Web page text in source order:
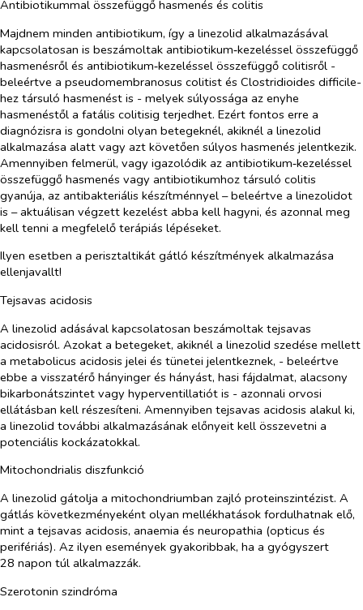
Antibiotikummal összefüggő hasmenés és colitis
Majdnem minden antibiotikum, így a linezolid alkalmazásával
kapcsolatosan is beszámoltak antibiotikum‑kezeléssel összefüggő
hasmenésről és antibiotikum‑kezeléssel összefüggő colitisről -
beleértve a pseudomembranosus colitist és Clostridioides difficile-
hez társuló hasmenést is - melyek súlyossága az enyhe
hasmenéstől a fatális colitisig terjedhet. Ezért fontos erre a
diagnózisra is gondolni olyan betegeknél, akiknél a linezolid
alkalmazása alatt vagy azt követően súlyos hasmenés jelentkezik.
Amennyiben felmerül, vagy igazolódik az antibiotikum‑kezeléssel
összefüggő hasmenés vagy antibiotikumhoz társuló colitis
gyanúja, az antibakteriális készítménnyel – beleértve a linezolidot
is – aktuálisan végzett kezelést abba kell hagyni, és azonnal meg
kell tenni a megfelelő terápiás lépéseket.
Ilyen esetben a perisztaltikát gátló készítmények alkalmazása
ellenjavallt!
Tejsavas acidosis
A linezolid adásával kapcsolatosan beszámoltak tejsavas
acidosisról. Azokat a betegeket, akiknél a linezolid szedése mellett
a metabolicus acidosis jelei és tünetei jelentkeznek, - beleértve
ebbe a visszatérő hányinger és hányást, hasi fájdalmat, alacsony
bikarbonátszintet vagy hyperventillatiót is - azonnali orvosi
ellátásban kell részesíteni. Amennyiben tejsavas acidosis alakul ki,
a linezolid további alkalmazásának előnyeit kell összevetni a
potenciális kockázatokkal.
Mitochondrialis diszfunkció
A linezolid gátolja a mitochondriumban zajló proteinszintézist. A
gátlás következményeként olyan mellékhatások fordulhatnak elő,
mint a tejsavas acidosis, anaemia és neuropathia (opticus és
perifériás). Az ilyen események gyakoribbak, ha a gyógyszert
28 napon túl alkalmazzák.
Szerotonin szindróma